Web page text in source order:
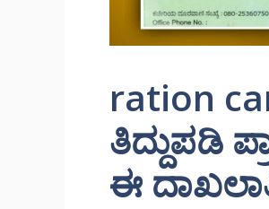
ration
ತಿದ್ದುಪಡಿ
ಈ